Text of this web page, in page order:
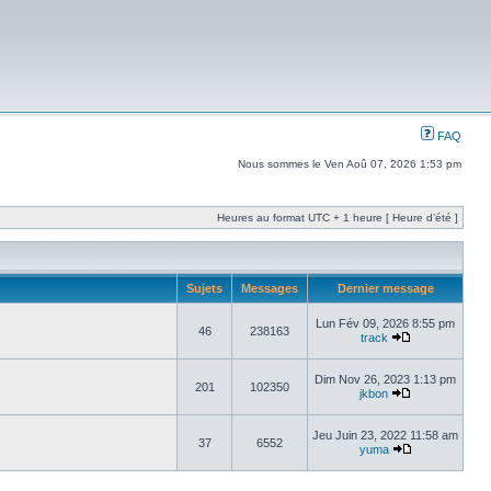
FAQ
Nous sommes le Ven Aoû 07, 2026 1:53 pm
Heures au format UTC + 1 heure [ Heure d’été ]
Sujets Messages Dernier message
46 238163
Lun Fév 09, 2026 8:55 pm
track
201 102350
Dim Nov 26, 2023 1:13 pm
jkbon
37 6552
Jeu Juin 23, 2022 11:58 am
yuma